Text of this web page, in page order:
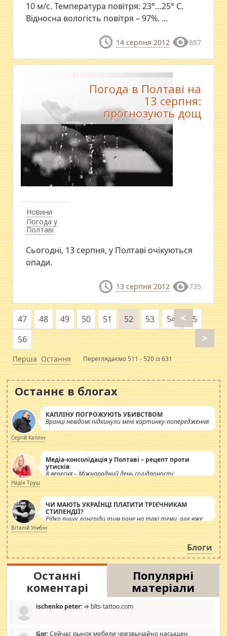
10 м/с. Температура повітря: 23°…25° С.
Відносна вологість повітря – 97%. ...
14 серпня 2012 887
Новини
Погода у
Полтаві
Погода в Полтаві на
13 серпня:
прогнозують дощ
Сьогодні, 13 серпня, у Полтаві очікуються
опади.
13 серпня 2012 735
Перша
<
47 48 49 50 51 52 53 54
55
56
>
Остання Переглядаємо 511 - 520 із 631
Останнє в блогах
КАПЛІНУ ПОГРОЖУЮТЬ УБИВСТВОМ
Вранці невідомі підкинули мені картинку-попередження
Сергій Каплін
Медіа-консолідація у Полтаві – рецепт проти
утисків
8 вересня – Міжнародний день солідарності
журналістів.
Надія Труш
ЧИ МАЮТЬ УКРАЇНЦІ ПЛАТИТИ ТРІЄЧНИКАМ
СТИПЕНДІЇ?
Рідко пишу лонгріди тим паче на такі теми, але вже
просто дістало! Обурюють сьогоднішні інсенуації
навколо стипендіального питання. Штучно
роздувається ще одна соціальна катастрофа.
Віталій Улибін
Блоги
Останні
коментарі
Популярні
матеріали
ischenko peter: ⇒ blts-tattoo.com
Gor:Сейчас рынок мебели чрезвычайно насыщен,